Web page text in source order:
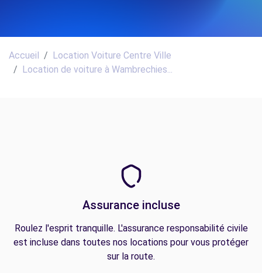
Accueil
Location Voiture Centre Ville
Location de voiture à Wambrechies...
Assurance incluse
Roulez l'esprit tranquille. L'assurance responsabilité civile
est incluse dans toutes nos locations pour vous protéger
sur la route.